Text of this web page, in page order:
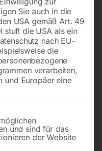
AlMg 5
– SB
Sie auch in die
USA gemäß Art. 49
stuft die USA als ein
nach EU-
die
verarbeiten,
und Europäer eine
für die eine
und sind für das
der Website